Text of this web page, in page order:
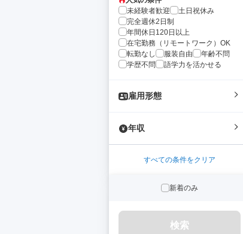
未経験者歓迎
土日祝休み
完全週休2日制
年間休日120日以上
在宅勤務（リモートワーク）OK
転勤なし
服装自由
年齢不問
学歴不問
語学力を活かせる
雇用形態
年収
すべての条件をクリア
新着のみ
検索